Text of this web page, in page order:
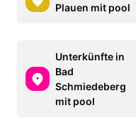
Plauen mit pool
Unterkünfte in
Bad
Schmiedeberg
mit pool